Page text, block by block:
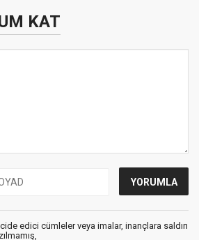
KAT
edici cümleler veya imalar, inançlara saldırı